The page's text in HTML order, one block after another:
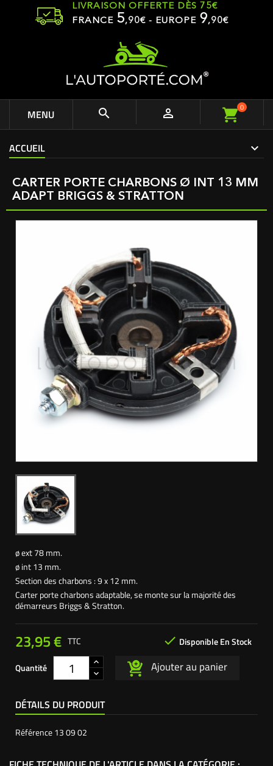
LIVRAISON OFFERTE DÈS 75€
FRANCE 5,90€ - EUROPE 9,90€
MENU   0
ACCUEIL
CARTER PORTE CHARBONS Ø INT 13 MM
ADAPT BRIGGS & STRATTON
ø ext 78 mm.
ø int 13 mm.
Section des charbons : 9 x 12 mm.
Carter porte charbons adaptable, se monte sur la majorité des
démarreurs Briggs & Stratton.
23,95 €  Disponible En Stock
TTC
Quantité Ajouter au panier
DÉTAILS DU PRODUIT
Référence13 09 02